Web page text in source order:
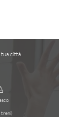
tua città
treni)